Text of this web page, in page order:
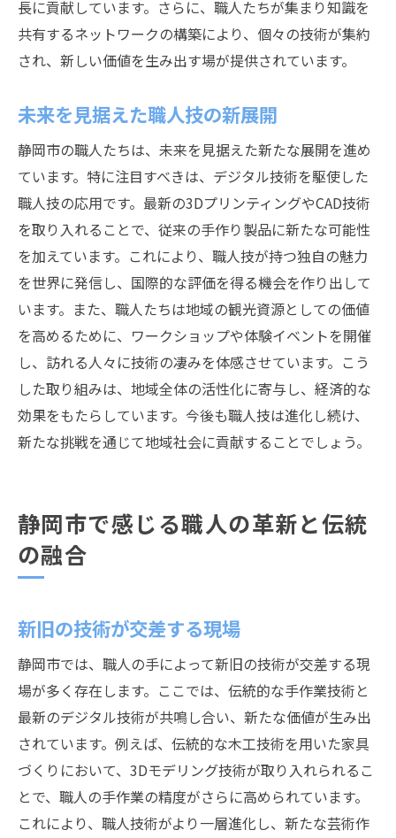
長に貢献しています。さらに、職人たちが集まり知識を
共有するネットワークの構築により、個々の技術が集約
され、新しい価値を生み出す場が提供されています。
未来を見据えた職人技の新展開
静岡市の職人たちは、未来を見据えた新たな展開を進め
ています。特に注目すべきは、デジタル技術を駆使した
職人技の応用です。最新の3DプリンティングやCAD技術
を取り入れることで、従来の手作り製品に新たな可能性
を加えています。これにより、職人技が持つ独自の魅力
を世界に発信し、国際的な評価を得る機会を作り出して
います。また、職人たちは地域の観光資源としての価値
を高めるために、ワークショップや体験イベントを開催
し、訪れる人々に技術の凄みを体感させています。こう
した取り組みは、地域全体の活性化に寄与し、経済的な
効果をもたらしています。今後も職人技は進化し続け、
新たな挑戦を通じて地域社会に貢献することでしょう。
静岡市で感じる職人の革新と伝統
の融合
新旧の技術が交差する現場
静岡市では、職人の手によって新旧の技術が交差する現
場が多く存在します。ここでは、伝統的な手作業技術と
最新のデジタル技術が共鳴し合い、新たな価値が生み出
されています。例えば、伝統的な木工技術を用いた家具
づくりにおいて、3Dモデリング技術が取り入れられるこ
とで、職人の手作業の精度がさらに高められています。
これにより、職人技術がより一層進化し、新たな芸術作